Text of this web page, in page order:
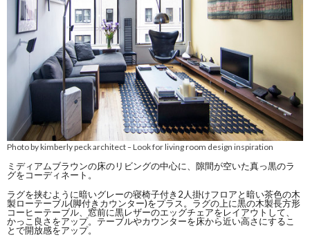
Photo by kimberly peck architect–Look for living room design inspiration
ミディアムブラウンの床のリビングの中心に、隙間が空いた真っ黒のラ
グをコーディネート。
ラグを挟むように暗いグレーの寝椅子付き2人掛けフロアと暗い茶色の木
製ローテーブル(脚付きカウンター)をプラス。ラグの上に黒の木製長方形
コーヒーテーブル、窓前に黒レザーのエッグチェアをレイアウトして、
かっこ良さをアップ。テーブルやカウンターを床から近い高さにするこ
とで開放感をアップ。